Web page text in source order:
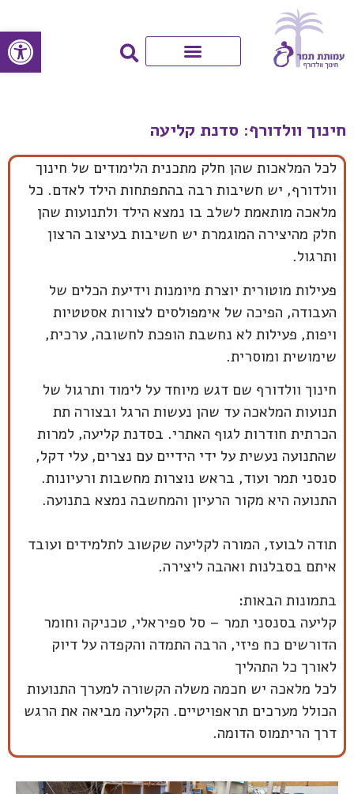
פתח
חינוך וולדורף: סדנת קליעה
לכל המלאכות שהן חלק מתכנית הלימודים של חינוך
וולדורף, יש חשיבות רבה בהתפתחות הילד לאדם. כל
מלאכה מותאמת לשלב בו נמצא הילד ולתנועות שהן
חלק מהיצירה המוגמרת יש חשיבות בעיצוב הרצון
ותרגול.
פעילות מוטורית יוצרת מיומנות וידיעת הכלים של
העבודה, הפיכה של אימפולסים לצורות אסטטיות
ויפות, פעילות לא נחשבת הופכת לחשובה, ערכית,
שימושית ומוסרית.
חינוך וולדורף שם דגש מיוחד על לימוד ותרגול של
תנועות המלאכה עד שהן נעשות הרגל ובצורה תת
הכרתית חודרות לגוף האתרי. בסדנת קליעה, למרות
שהתנועה נעשית על ידי הידיים עם נצרים, עלי דקל,
סנסני תמר ועוד, בראש נוצרות מחשבות ורעיונות.
התנועה היא מקור הרעיון והמחשבה נמצא בתנועה.
תודה לבועז, המורה לקליעה שקשוב לתלמידים ועובד
איתם בסבלנות ואהבה ליצירה.
בתמונות הבאות:
קליעה בסנסני תמר – סל ספיראלי, טכניקה וחומר
הדורשים כח פיזי, הרבה התמדה והקפדה על דיוק
לאורך כל התהליך
לכל מלאכה יש חכמה משלה הקשורה למערך התנועות
הכולל מערכים תראפויטיים. הקליעה מביאה את הרגש
דרך הריתמוס הדומה.